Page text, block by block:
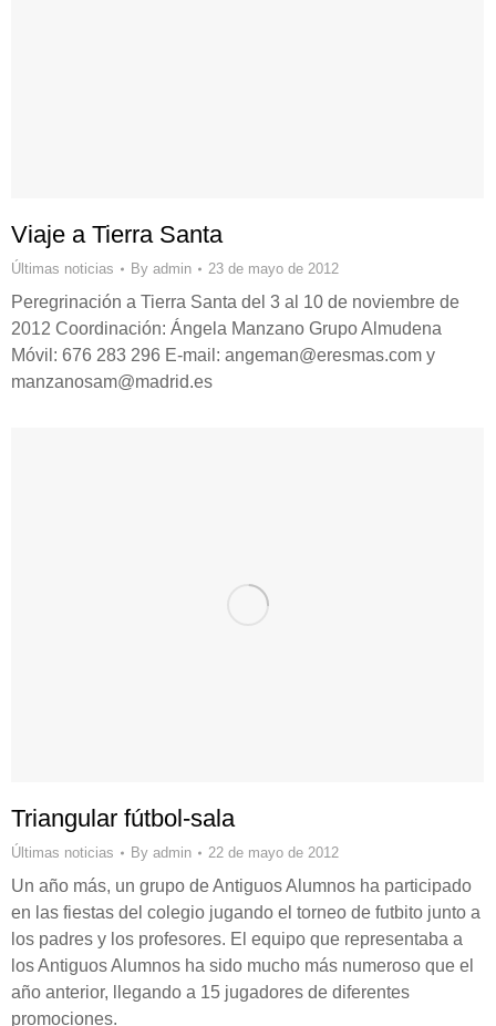
Viaje a Tierra Santa
Últimas noticias By admin 23 de mayo de 2012
Peregrinación a Tierra Santa del 3 al 10 de noviembre de
2012 Coordinación: Ángela Manzano Grupo Almudena
Móvil: 676 283 296 E-mail: angeman@eresmas.com y
manzanosam@madrid.es
Triangular fútbol-sala
Últimas noticias By admin 22 de mayo de 2012
Un año más, un grupo de Antiguos Alumnos ha participado
en las fiestas del colegio jugando el torneo de futbito junto a
los padres y los profesores. El equipo que representaba a
los Antiguos Alumnos ha sido mucho más numeroso que el
año anterior, llegando a 15 jugadores de diferentes
promociones.